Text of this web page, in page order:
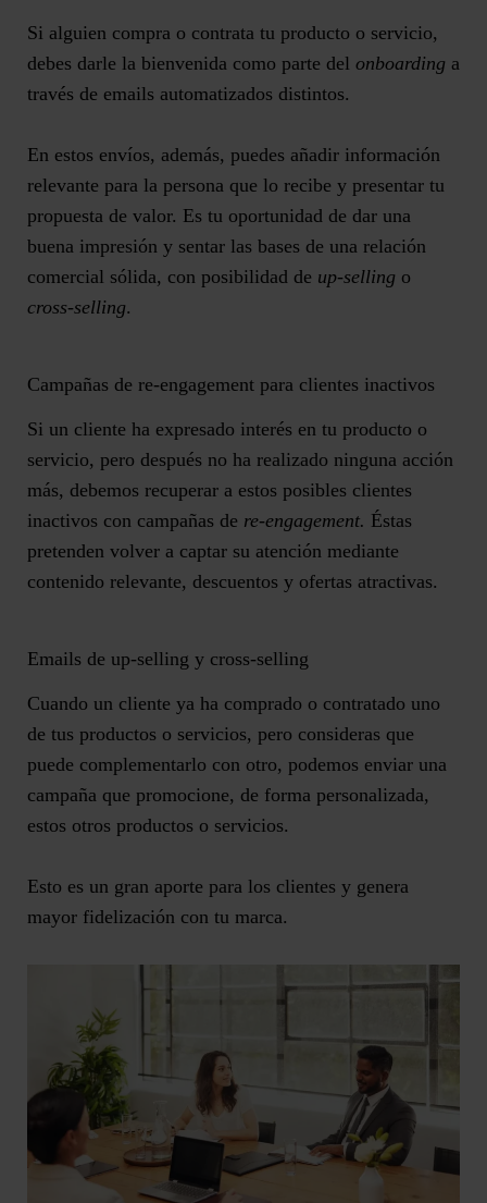
Si alguien compra o contrata tu producto o servicio,
debes darle la bienvenida como parte del onboarding a
través de emails automatizados distintos.
En estos envíos, además, puedes añadir información
relevante para la persona que lo recibe y presentar tu
propuesta de valor. Es tu oportunidad de dar una
buena impresión y sentar las bases de una relación
comercial sólida, con posibilidad de up-selling o
cross-selling.
Campañas de re-engagement para clientes inactivos
Si un cliente ha expresado interés en tu producto o
servicio, pero después no ha realizado ninguna acción
más, debemos recuperar a estos posibles clientes
inactivos con campañas de re-engagement. Éstas
pretenden volver a captar su atención mediante
contenido relevante, descuentos y ofertas atractivas.
Emails de up-selling y cross-selling
Cuando un cliente ya ha comprado o contratado uno
de tus productos o servicios, pero consideras que
puede complementarlo con otro, podemos enviar una
campaña que promocione, de forma personalizada,
estos otros productos o servicios.
Esto es un gran aporte para los clientes y genera
mayor fidelización con tu marca.